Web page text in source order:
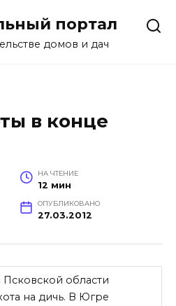
портал
домов и дач
в конце
НА ЧТЕНИЕ
12 мин
ОПУБЛИКОВАНО
27.03.2012
Псковской области
на дичь. В Югре